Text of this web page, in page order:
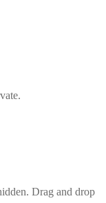
Drag and drop